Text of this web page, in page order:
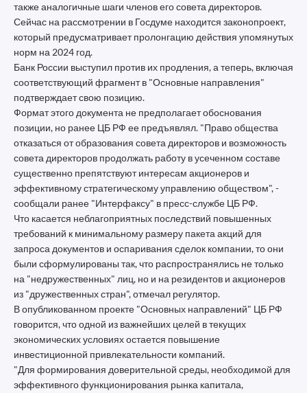
также аналогичные шаги членов его совета директоров.
Сейчас на рассмотрении в Госдуме находится законопроект,
который предусматривает пролонгацию действия упомянутых
норм на 2024 год.
Банк России выступил против их продления, а теперь, включая
соответствующий фрагмент в "Основные направления"
подтверждает свою позицию.
Формат этого документа не предполагает обоснования
позиции, но ранее ЦБ РФ ее предъявлял. "Право общества
отказаться от образования совета директоров и возможность
совета директоров продолжать работу в усеченном составе
существенно препятствуют интересам акционеров и
эффективному стратегическому управлению обществом", -
сообщали ранее "Интерфаксу" в пресс-службе ЦБ РФ.
Что касается неблагоприятных последствий повышенных
требований к минимальному размеру пакета акций для
запроса документов и оспаривания сделок компании, то они
были сформулированы так, что распространялись не только
на "недружественных" лиц, но и на резидентов и акционеров
из "дружественных стран", отмечал регулятор.
В опубликованном проекте "Основных направлений" ЦБ РФ
говорится, что одной из важнейших целей в текущих
экономических условиях остается повышение
инвестиционной привлекательности компаний.
"Для формирования доверительной среды, необходимой для
эффективного функционирования рынка капитала,